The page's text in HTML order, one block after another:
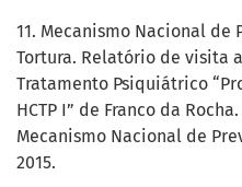
11. Mecanismo Nacional de
Tortura. Relatório de visita
Tratamento Psiquiátrico
HCTP I” de Franco da
Mecanismo Nacional de
2015.